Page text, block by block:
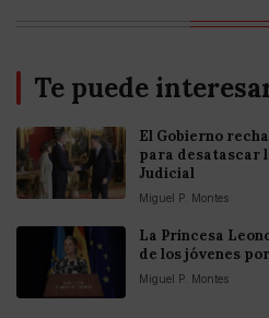
Te puede
El Gobierno
para desatascar
Judicial
Miguel P. Montes
La Princesa
de los jóvenes
Miguel P. Montes